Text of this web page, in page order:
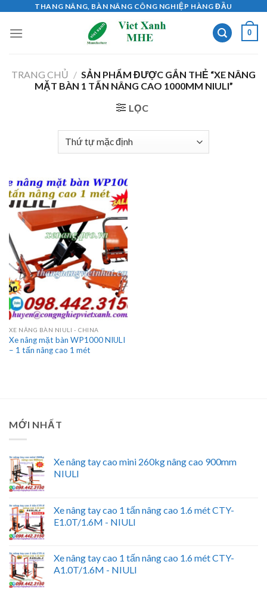
content
THANG NÂNG, BÀN NÂNG CÔNG NGHIỆP HÀNG ĐẦU
0
TRANG CHỦ / SẢN PHẨM ĐƯỢC GẮN THẺ “XE NÂNG
MẶT BÀN 1 TẤN NÂNG CAO 1000MM NIULI”
LỌC
XE NÂNG BÀN NIULI - CHINA
Xe nâng mặt bàn WP1000 NIULI
– 1 tấn nâng cao 1 mét
MỚI NHẤT
Xe nâng tay cao mini 260kg nâng cao 900mm
NIULI
Xe nâng tay cao 1 tấn nâng cao 1.6 mét CTY-
E1.0T/1.6M - NIULI
Xe nâng tay cao 1 tấn nâng cao 1.6 mét CTY-
A1.0T/1.6M - NIULI